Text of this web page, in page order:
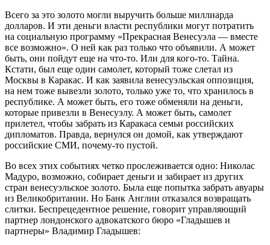
Всего за это золото могли выручить больше миллиарда
долларов. И эти деньги власти республики могут потратить
на социальную программу «Прекрасная Венесуэла — вместе
все возможно». О ней как раз только что объявили. А может
быть, они пойдут еще на что-то. Или для кого-то. Тайна.
Кстати, был еще один самолет, который тоже слетал из
Москвы в Каракас. И как заявила венесуэльская оппозиция,
на нем тоже вывезли золото, только уже то, что хранилось в
республике. А может быть, его тоже обменяли на деньги,
которые привезли в Венесуэлу. А может быть, самолет
прилетел, чтобы забрать из Каракаса семьи российских
дипломатов. Правда, вернулся он домой, как утверждают
российские СМИ, почему-то пустой.
Во всех этих событиях четко прослеживается одно: Николас
Мадуро, возможно, собирает деньги и забирает из других
стран венесуэльское золото. Была еще попытка забрать авуары
из Великобритании. Но Банк Англии отказался возвращать
слитки. Беспрецедентное решение, говорит управляющий
партнер лондонского адвокатского бюро «Гладышев и
партнеры» Владимир Гладышев: